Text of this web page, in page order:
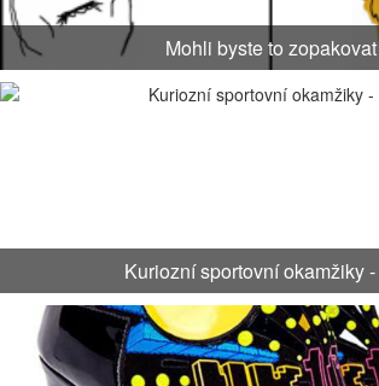
Mohli byste to zopakovat
Kuriozní sportovní okamžiky